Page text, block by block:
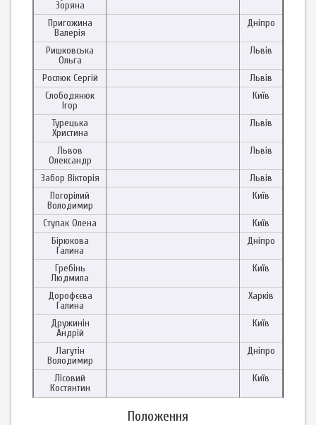
Зоряна
Пригожина
Валерія
Дніпро
Ришковська
Ольга
Львів
Рослюк Сергій
Львів
Слободянюк
Ігор
Київ
Турецька
Христина
Львів
Львов
Олександр
Львів
Забор Вікторія
Львів
Погорілий
Володимир
Київ
Ступак Олена
Київ
Бірюкова
Галина
Дніпро
Гребінь
Людмила
Київ
Дорофєєва
Галина
Харків
Дружинін
Андрій
Київ
Лагутін
Володимир
Дніпро
Лісовий
Костянтин
Київ
Положення